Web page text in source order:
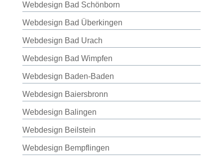
Webdesign Bad Schönborn
Webdesign Bad Überkingen
Webdesign Bad Urach
Webdesign Bad Wimpfen
Webdesign Baden-Baden
Webdesign Baiersbronn
Webdesign Balingen
Webdesign Beilstein
Webdesign Bempflingen